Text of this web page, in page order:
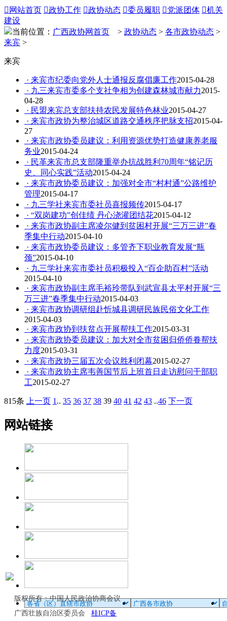
 网站首页 政协工作 政协动态 委员履职 党派团体 机关
建设
当前位置： 广西政协网首页 > 政协动态 > 各市政协动态 >
来宾 >
来宾
· 来宾市纪委向党外人士通报反腐倡廉工作2015-04-28
· 九三来宾市委多个支社争相为创建森林城市献力2015-
04-28
· 民盟来宾总支部扶持农民发展特色林业2015-04-27
· 来宾市政协为整治城区道路交通秩序把脉支招2015-04-
27
· 来宾市政协委员建议：利用资源优势打造健康养老服
务业2015-04-24
· 民革来宾市总支部隆重举办抗战胜利70周年“铭记历
史、同心实践”活动2015-04-24
· 来宾市政协委员建议：加强对全市“村村通”公路维护
管理2015-04-17
· 九三学社来宾市委社员喜报频传2015-04-17
· “双岗建功”创佳绩 丹心浇灌团结花2015-04-12
· 来宾市政协副主席凌尔健到贫困村开展“三万三进”春
季集中行动2015-04-10
· 来宾市政协委员建议：多管齐下职业教育发展“瓶
颈”2015-04-10
· 九三学社来宾市委社员积极投入“百企助百村”活动
2015-04-10
· 来宾市政协副主席毛裕玲带队到武宣县太平村开展“三
万三进”春季集中行动2015-04-03
· 来宾市政协调研组赴忻城县调研民族民俗文化工作
2015-04-03
· 来宾市政协到扶贫点开展帮扶工作2015-03-31
· 来宾市政协委员建议：加大对全市贫困归侨侨眷帮扶
力度2015-03-31
· 来宾市政协三届五次会议胜利闭幕2015-02-27
· 来宾市政协主席韦善国节后上班首日走访慰问干部职
工2015-02-27
815条 上一页 1 .. 35 36 37 38 39 40 41 42 43 ..46 下一页
网站链接
版权所有：中国人民政治协商会议
广西壮族自治区委员会 桂ICP备